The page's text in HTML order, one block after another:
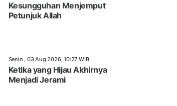
Kesungguhan Menjemput
Petunjuk Allah
Senin , 03 Aug 2026, 10:27 WIB
Ketika yang Hijau Akhirnya
Menjadi Jerami